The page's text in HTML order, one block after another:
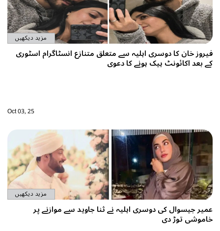
مزید دیکھیں
خان کا دوسری اہلیہ سے متعلق متنازع انسٹاگرام اسٹوری
بعد اکائونٹ ہیک ہونے کا دعوی
Oct 03, 25
مزید دیکھیں
جیسوال کی دوسری اہلیہ نے ثنا جاوید سے موازنے پر
توڑ دی